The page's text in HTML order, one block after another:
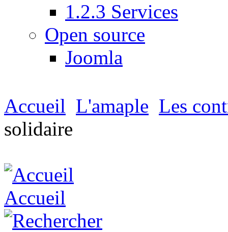
1.2.3 Services
Open source
Joomla
Accueil L'amaple Les
solidaire
Accueil